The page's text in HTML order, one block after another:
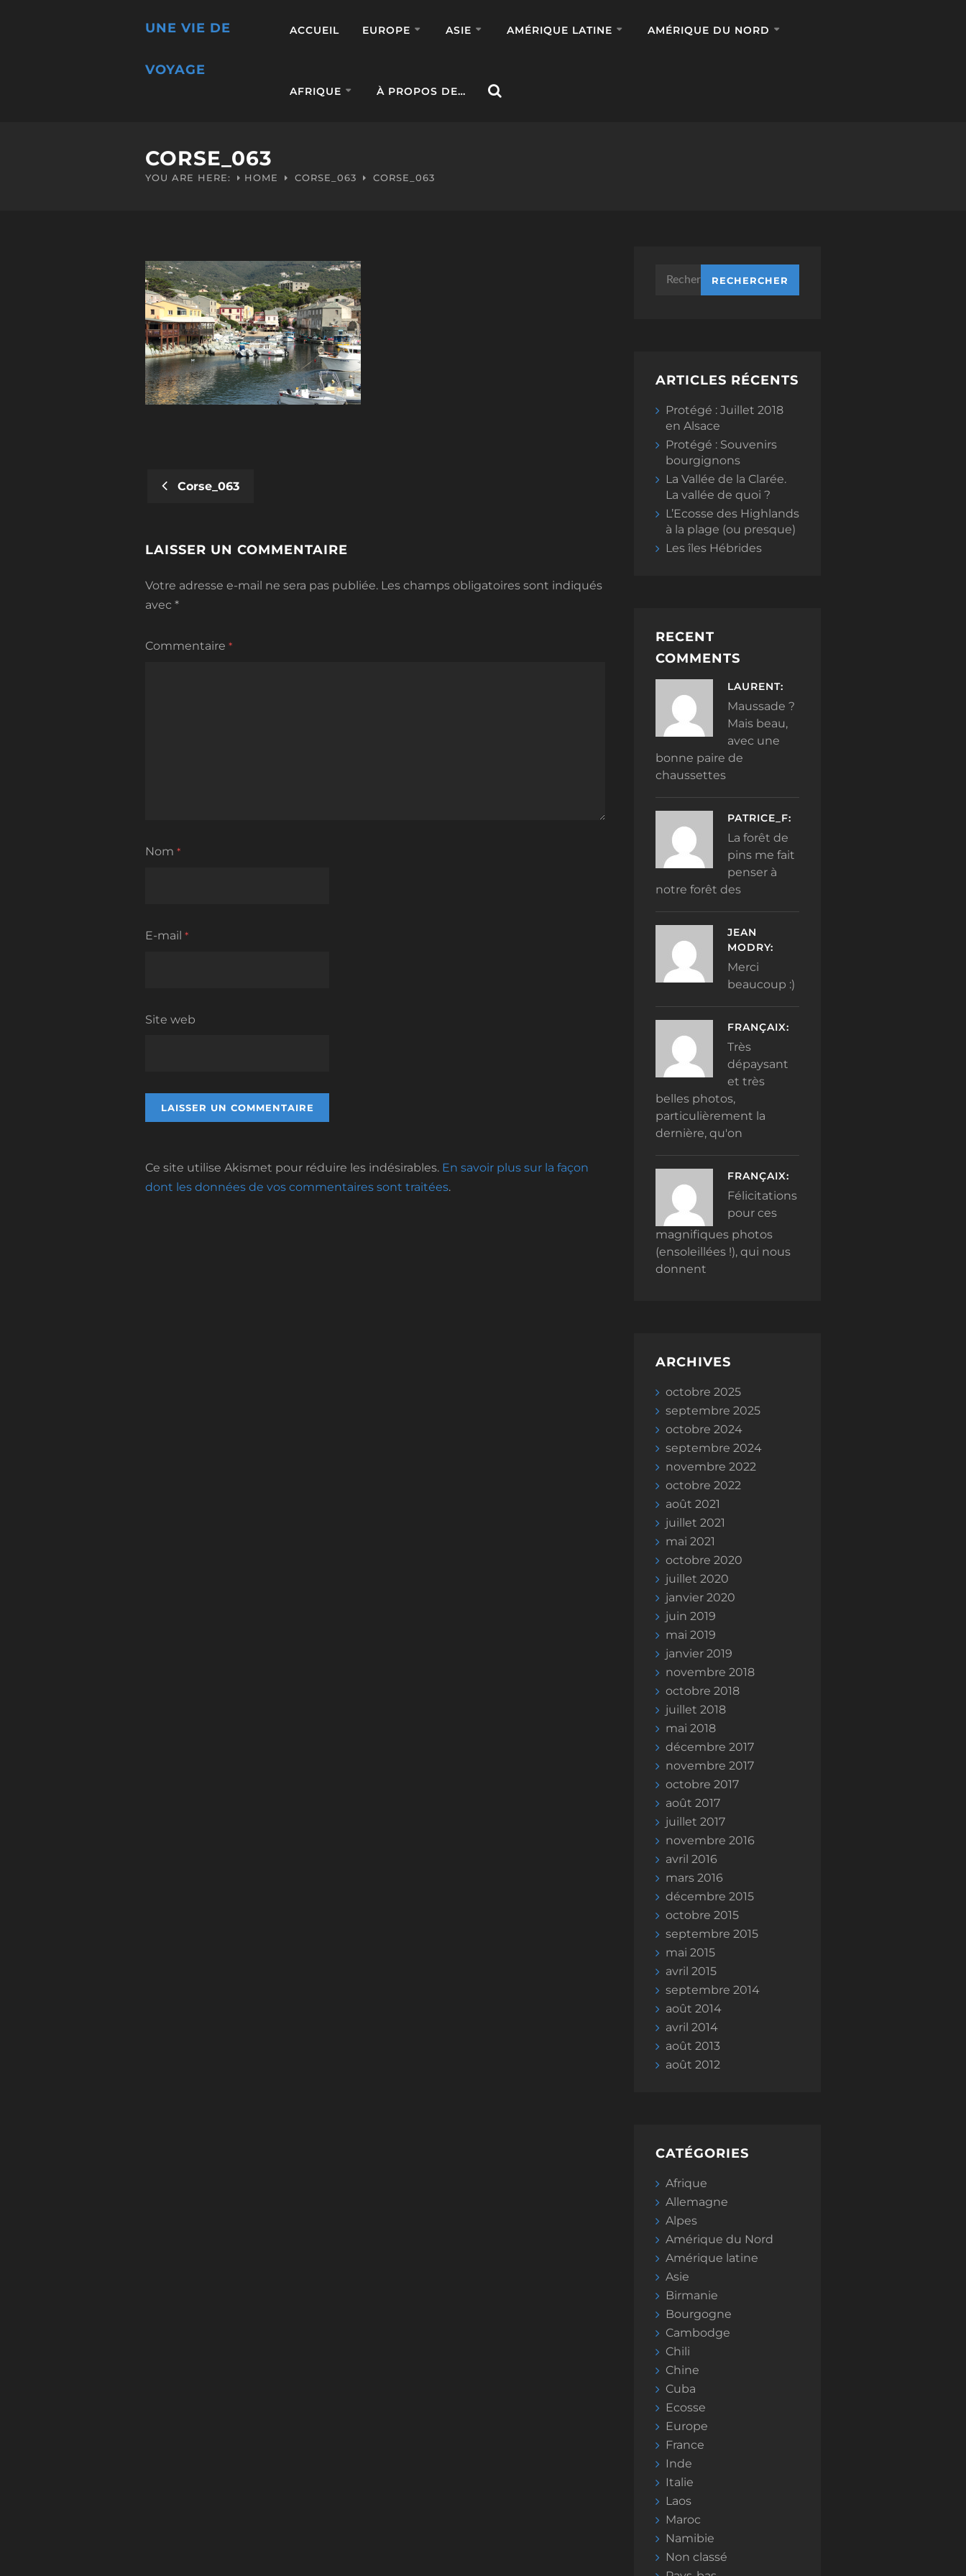
UNE VIE DE
VOYAGE
ACCUEIL EUROPE ASIE AMÉRIQUE LATINE AMÉRIQUE DU NORD
AFRIQUE À PROPOS DE…
CORSE_063
YOU ARE HERE: HOME CORSE_063 CORSE_063
NAVIGATION
Corse_063
LAISSER UN COMMENTAIRE
Votre adresse e-mail ne sera pas publiée. Les champs obligatoires sont indiqués
avec *
Commentaire *
Nom *
E-mail *
Site web
Ce site utilise Akismet pour réduire les indésirables. En savoir plus sur la façon
dont les données de vos commentaires sont traitées.
Rechercher :
ARTICLES RÉCENTS
Protégé : Juillet 2018
en Alsace
Protégé : Souvenirs
bourgignons
La Vallée de la Clarée.
La vallée de quoi ?
L’Ecosse des Highlands
à la plage (ou presque)
Les îles Hébrides
RECENT
COMMENTS
LAURENT:
Maussade ?
Mais beau,
avec une
bonne paire de
chaussettes
PATRICE_F:
La forêt de
pins me fait
penser à
notre forêt des
JEAN
MODRY:
Merci
beaucoup :)
FRANÇAIX:
Très
dépaysant
et très
belles photos,
particulièrement la
dernière, qu'on
FRANÇAIX:
Félicitations
pour ces
magnifiques photos
(ensoleillées !), qui nous
donnent
ARCHIVES
octobre 2025
septembre 2025
octobre 2024
septembre 2024
novembre 2022
octobre 2022
août 2021
juillet 2021
mai 2021
octobre 2020
juillet 2020
janvier 2020
juin 2019
mai 2019
janvier 2019
novembre 2018
octobre 2018
juillet 2018
mai 2018
décembre 2017
novembre 2017
octobre 2017
août 2017
juillet 2017
novembre 2016
avril 2016
mars 2016
décembre 2015
octobre 2015
septembre 2015
mai 2015
avril 2015
septembre 2014
août 2014
avril 2014
août 2013
août 2012
CATÉGORIES
Afrique
Allemagne
Alpes
Amérique du Nord
Amérique latine
Asie
Birmanie
Bourgogne
Cambodge
Chili
Chine
Cuba
Ecosse
Europe
France
Inde
Italie
Laos
Maroc
Namibie
Non classé